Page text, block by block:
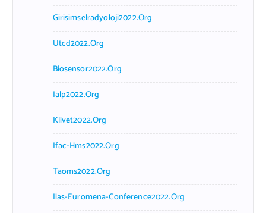
Girisimselradyoloji2022.org
Utcd2022.org
Biosensor2022.org
Ialp2022.org
Klivet2022.org
Ifac-Hms2022.org
Taoms2022.org
Iias-Euromena-Conference2022.org